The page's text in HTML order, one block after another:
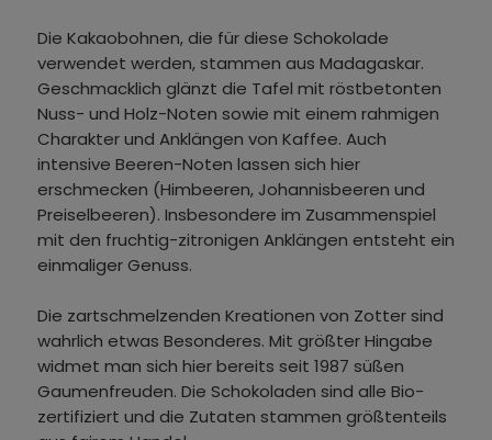
Die Kakaobohnen, die für diese Schokolade
verwendet werden, stammen aus Madagaskar.
Geschmacklich glänzt die Tafel mit röstbetonten
Nuss- und Holz-Noten sowie mit einem rahmigen
Charakter und Anklängen von Kaffee. Auch
intensive Beeren-Noten lassen sich hier
erschmecken (Himbeeren, Johannisbeeren und
Preiselbeeren). Insbesondere im Zusammenspiel
mit den fruchtig-zitronigen Anklängen entsteht ein
einmaliger Genuss.
Die zartschmelzenden Kreationen von Zotter sind
wahrlich etwas Besonderes. Mit größter Hingabe
widmet man sich hier bereits seit 1987 süßen
Gaumenfreuden. Die Schokoladen sind alle Bio-
zertifiziert und die Zutaten stammen größtenteils